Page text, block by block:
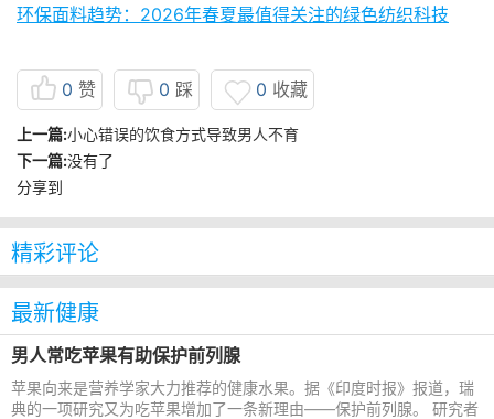
环保面料趋势：2026年春夏最值得关注的绿色纺织科技
0 赞 0 踩 0 收藏
上一篇:小心错误的饮食方式导致男人不育
下一篇:没有了
分享到
精彩评论
最新健康
男人常吃苹果有助保护前列腺
苹果向来是营养学家大力推荐的健康水果。据《印度时报》报道，瑞
典的一项研究又为吃苹果增加了一条新理由——保护前列腺。 研究者